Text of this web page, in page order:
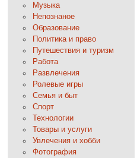
Музыка
Непознаное
Образование
Политика и право
Путешествия и туризм
Работа
Развлечения
Ролевые игры
Семья и быт
Спорт
Технологии
Товары и услуги
Увлечения и хобби
Фотография